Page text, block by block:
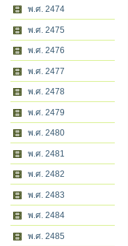
พ.ศ. 2474
พ.ศ. 2475
พ.ศ. 2476
พ.ศ. 2477
พ.ศ. 2478
พ.ศ. 2479
พ.ศ. 2480
พ.ศ. 2481
พ.ศ. 2482
พ.ศ. 2483
พ.ศ. 2484
พ.ศ. 2485